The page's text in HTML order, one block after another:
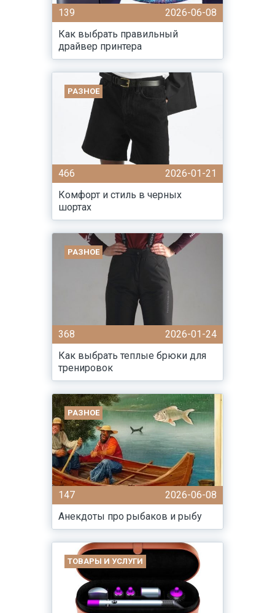
139
2026-06-08
Как выбрать правильный
драйвер принтера
РАЗНОЕ
466
2026-01-21
Комфорт и стиль в черных
шортах
РАЗНОЕ
368
2026-01-24
Как выбрать теплые брюки для
тренировок
РАЗНОЕ
147
2026-06-08
Анекдоты про рыбаков и рыбу
ТОВАРЫ И УСЛУГИ